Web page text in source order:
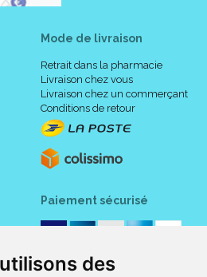
des
Mode de livraison
Retrait dans la pharmacie
Livraison chez vous
Livraison chez un commerçant
Conditions de retour
Paiement sécurisé